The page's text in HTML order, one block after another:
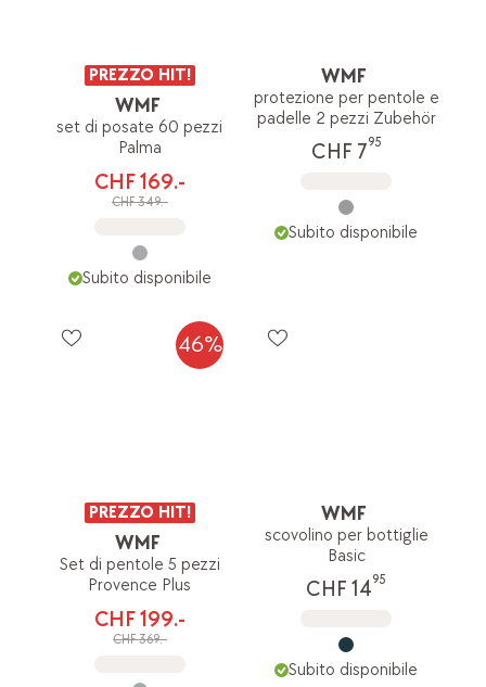
PREZZO HIT!
WMF
set di posate 60 pezzi
Palma
CHF 169.-
CHF 349.-
Subito disponibile
WMF
protezione per pentole e
padelle 2 pezzi Zubehör
CHF 795
Subito disponibile
46%
PREZZO HIT!
WMF
Set di pentole 5 pezzi
Provence Plus
CHF 199.-
CHF 369.-
WMF
scovolino per bottiglie
Basic
CHF 1495
Subito disponibile